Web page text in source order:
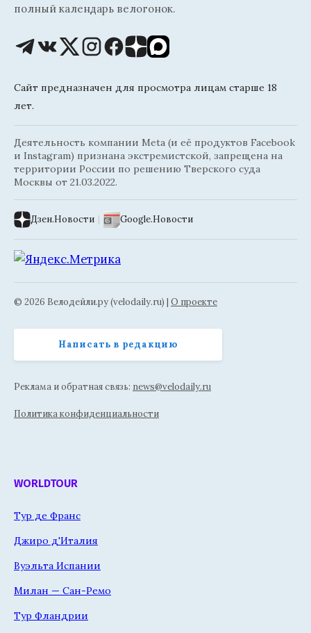
полный календарь велогонок.
Сайт предназначен для просмотра лицам старше 18
лет.
Деятельность компании Meta (и её продуктов Facebook
и Instagram) признана экстремистской, запрещена на
территории России по решению Тверского суда
Москвы от 21.03.2022.
Дзен.Новости | Google.Новости
© 2026 Велодейли.ру (velodaily.ru) | О проекте
Написать в редакцию
Реклама и обратная связь: news@velodaily.ru
Политика конфиденциальности
WORLDTOUR
Тур де Франс
Джиро д'Италия
Вуэльта Испании
Милан — Сан-Ремо
Тур Фландрии